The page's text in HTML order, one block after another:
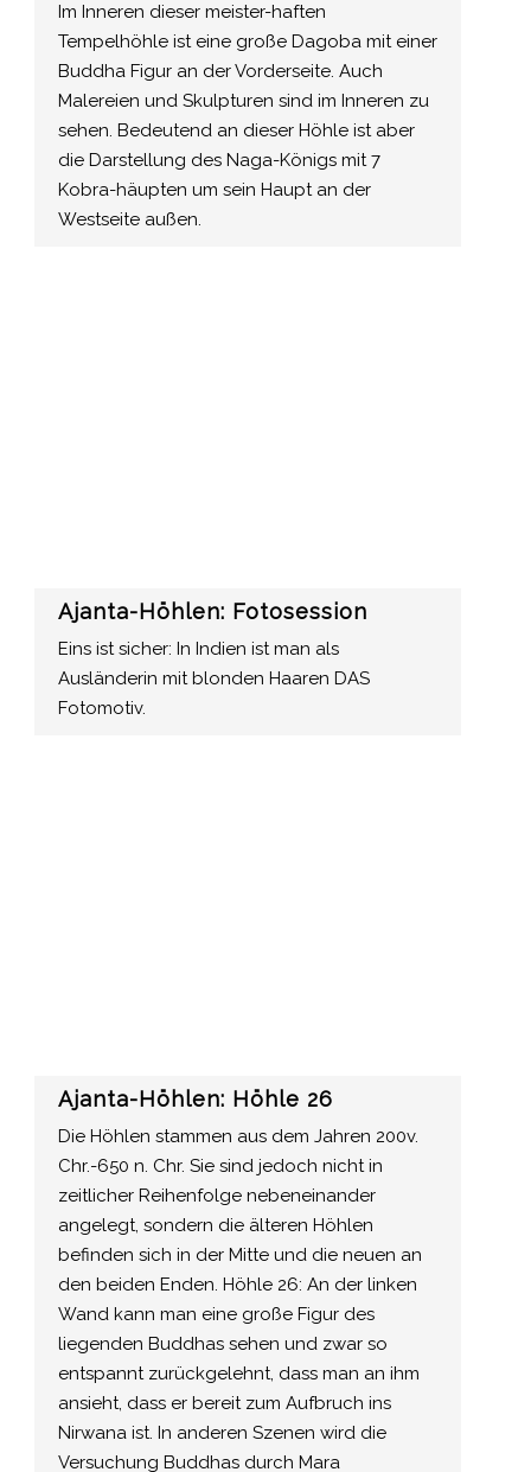
Im Inneren dieser meister-haften
Tempelhöhle ist eine große Dagoba mit einer
Buddha Figur an der Vorderseite. Auch
Malereien und Skulpturen sind im Inneren zu
sehen. Bedeutend an dieser Höhle ist aber
die Darstellung des Naga-Königs mit 7
Kobra-häupten um sein Haupt an der
Westseite außen.
Ajanta-Höhlen: Fotosession
Eins ist sicher: In Indien ist man als
Ausländerin mit blonden Haaren DAS
Fotomotiv.
Ajanta-Höhlen: Höhle 26
Die Höhlen stammen aus dem Jahren 200v.
Chr.-650 n. Chr. Sie sind jedoch nicht in
zeitlicher Reihenfolge nebeneinander
angelegt, sondern die älteren Höhlen
befinden sich in der Mitte und die neuen an
den beiden Enden. Höhle 26: An der linken
Wand kann man eine große Figur des
liegenden Buddhas sehen und zwar so
entspannt zurückgelehnt, dass man an ihm
ansieht, dass er bereit zum Aufbruch ins
Nirwana ist. In anderen Szenen wird die
Versuchung Buddhas durch Mara